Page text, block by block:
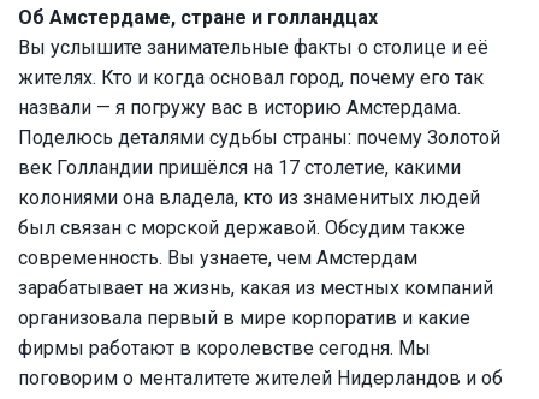
Об Амстердаме, стране и голландцах
Вы услышите занимательные факты о столице и её
жителях. Кто и когда основал город, почему его так
назвали — я погружу вас в историю Амстердама.
Поделюсь деталями судьбы страны: почему Золотой
век Голландии пришёлся на 17 столетие, какими
колониями она владела, кто из знаменитых людей
был связан с морской державой. Обсудим также
современность. Вы узнаете, чем Амстердам
зарабатывает на жизнь, какая из местных компаний
организовала первый в мире корпоратив и какие
фирмы работают в королевстве сегодня. Мы
поговорим о менталитете жителей Нидерландов и об